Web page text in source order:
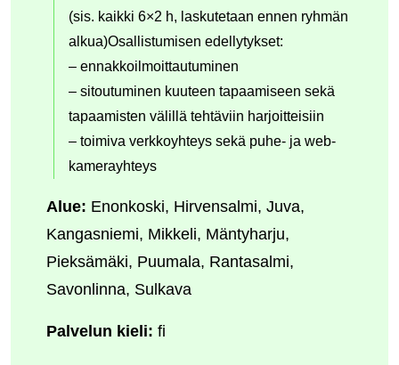
(sis. kaikki 6×2 h, laskutetaan ennen ryhmän
alkua)Osallistumisen edellytykset:
– ennakkoilmoittautuminen
– sitoutuminen kuuteen tapaamiseen sekä
tapaamisten välillä tehtäviin harjoitteisiin
– toimiva verkkoyhteys sekä puhe- ja web-
kamerayhteys
Alue: Enonkoski, Hirvensalmi, Juva,
Kangasniemi, Mikkeli, Mäntyharju,
Pieksämäki, Puumala, Rantasalmi,
Savonlinna, Sulkava
Palvelun kieli: fi